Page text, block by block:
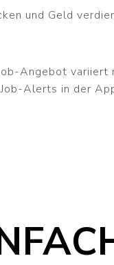
und Geld
Angebot variiert
Alerts in der